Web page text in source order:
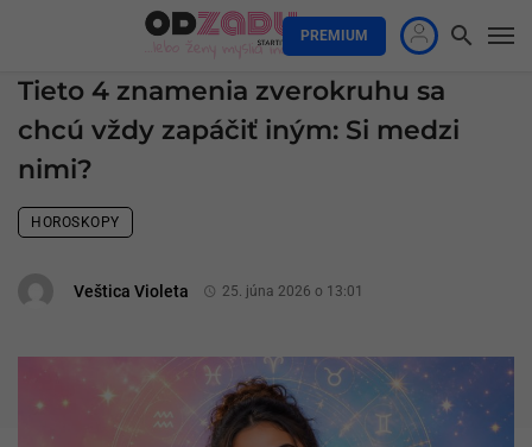
PREMIUM
Tieto 4 znamenia zverokruhu sa
chcú vždy zapáčiť iným: Si medzi
nimi?
HOROSKOPY
Veštica Violeta 25. júna 2026 o 13:01